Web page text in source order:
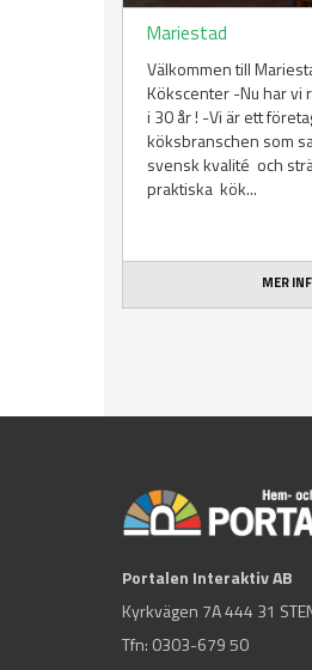
Mariestad
Välkommen till
Kökscenter -Nu har vi
i 30 år ! -Vi är ett
köksbranschen som
svensk kvalité och
praktiska kök...
MER
Portalen Interaktiv AB
Kyrkvägen 7A 444 31
Tfn: 0303-679 50